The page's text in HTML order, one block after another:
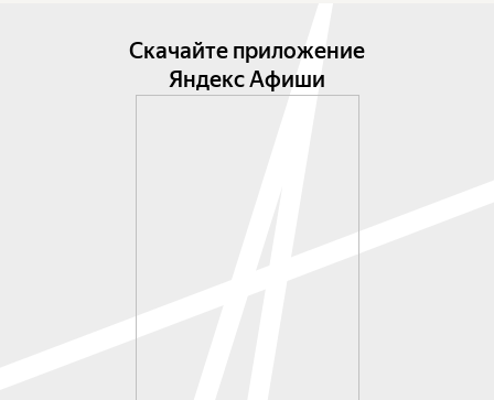
Скачайте приложение
Яндекс Афиши